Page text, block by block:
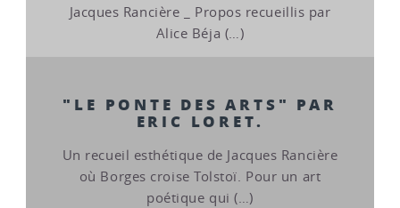
Jacques Rancière _ Propos recueillis par
Alice Béja (…)
"LE PONTE DES ARTS" PAR
ERIC LORET.
Un recueil esthétique de Jacques Rancière
où Borges croise Tolstoï. Pour un art
poétique qui (…)